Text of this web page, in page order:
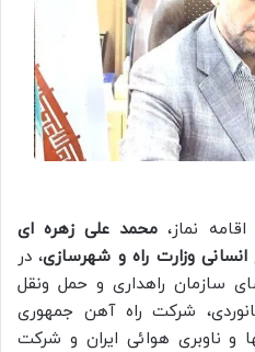
نماز،محمد علی زهره ای
وزارت راه و شهرسازی، در
سازمان راهداری و حمل ونقل
شرکت راه آهن جمهوری
و ناوبری هوائی ایران و شرکت